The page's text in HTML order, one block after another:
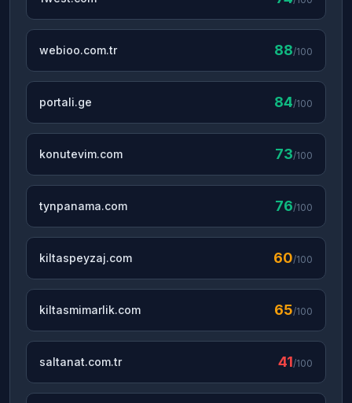
webioo.com.tr 88/100
portali.ge 84/100
konutevim.com 73/100
tynpanama.com 76/100
kiltaspeyzaj.com 60/100
kiltasmimarlik.com 65/100
saltanat.com.tr 41/100